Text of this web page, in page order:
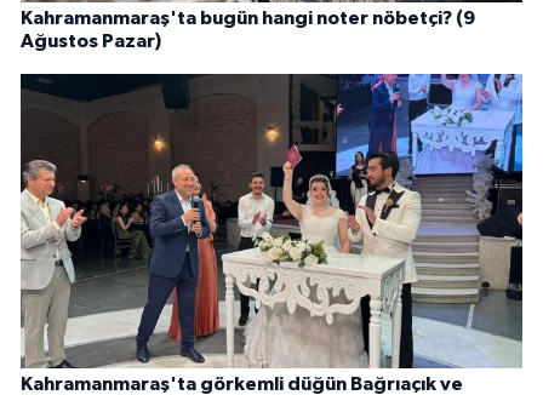
Kahramanmaraş'ta bugün hangi noter nöbetçi? (9
Ağustos Pazar)
Kahramanmaraş'ta görkemli düğün Bağrıaçık ve